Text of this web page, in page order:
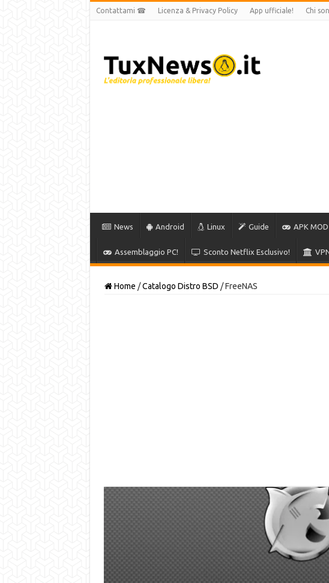
Contattami ☎ Licenza & Privacy Policy App ufficiale! Chi
News Android Linux Guide APK MOD
Assemblaggio PC! Sconto Netflix Esclusivo!
Home / Catalogo Distro BSD / FreeNAS